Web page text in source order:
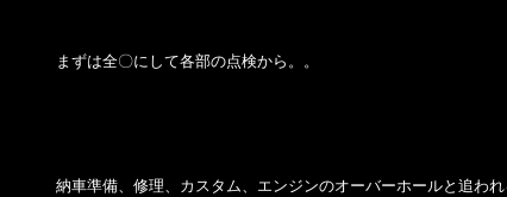
まずは全〇にして各部の点検から。。
納車準備、修理、カスタム、エンジンのオーバーホールと追わ